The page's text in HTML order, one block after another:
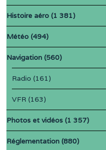
Histoire aéro (1 381)
Météo (494)
Navigation (560)
Radio (161)
VFR (163)
Photos et vidéos (1 357)
Réglementation (880)